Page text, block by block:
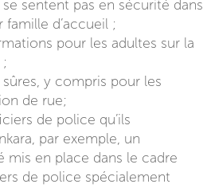
se sentent pas en sécurité dans
d’accueil ;
pour les adultes sur la
y compris pour les
de rue;
de police qu’ils
par exemple, un
mis en place dans le cadre
de police spécialement